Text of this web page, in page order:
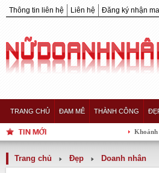
Thông tin liên hệ Liên hệ Đăng ký nhận
TRANG CHỦ ĐAM MÊ THÀNH CÔNG
Khoảnh khắc 5
Trang chủ Đẹp Doanh nhân